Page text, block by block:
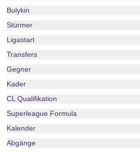
Bulykin
Stürmer
Ligastart
Transfers
Gegner
Kader
CL Qualifikation
Superleague Formula
Kalender
Abgänge